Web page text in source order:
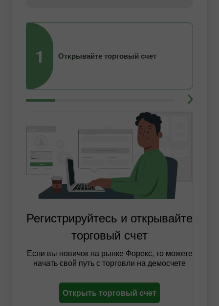
1 Открывайте торговый счет
Регистрируйтесь и открывайте
торговый счет
Если вы новичок на рынке Форекс, то можете
начать свой путь с торговли на демосчете
Открыть торговый счет